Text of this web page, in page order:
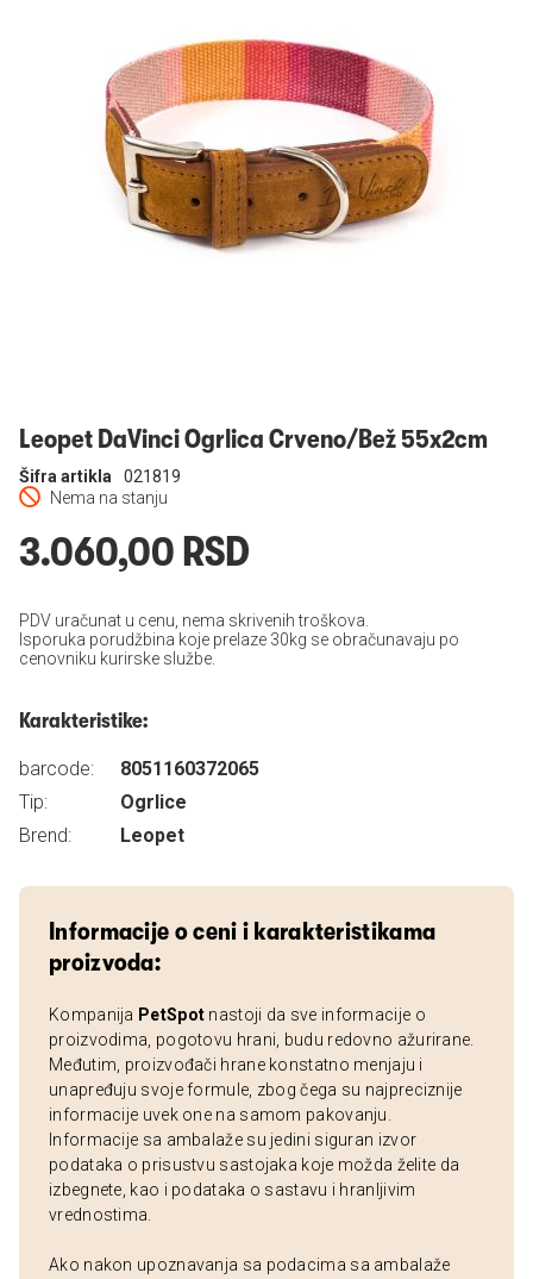
Leopet DaVinci Ogrlica Crveno/Bež 55x2cm
Nema na stanju
Šifra artikla 021819
3.060,00 RSD
PDV uračunat u cenu, nema skrivenih troškova.
Isporuka porudžbina koje prelaze 30kg se obračunavaju po
cenovniku kurirske službe.
Karakteristike:
barcode:
8051160372065
Tip:
Ogrlice
Brend:
Leopet
Informacije o ceni i karakteristikama
proizvoda:
Kompanija PetSpot nastoji da sve informacije o
proizvodima, pogotovu hrani, budu redovno ažurirane.
Međutim, proizvođači hrane konstatno menjaju i
unapređuju svoje formule, zbog čega su najpreciznije
informacije uvek one na samom pakovanju.
Informacije sa ambalaže su jedini siguran izvor
podataka o prisustvu sastojaka koje možda želite da
izbegnete, kao i podataka o sastavu i hranljivim
vrednostima.
Ako nakon upoznavanja sa podacima sa ambalaže